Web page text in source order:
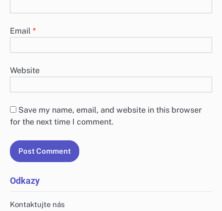
Email *
Website
Save my name, email, and website in this browser
for the next time I comment.
Odkazy
Kontaktujte nás